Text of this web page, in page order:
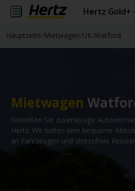
Hertz Gold+
Hauptseite Mietwagen UK Watford
Mietwagen
Genießen Sie zuverlässige
Hertz. Wir bieten eine bequeme
an Fahrzeugen und stressfreie